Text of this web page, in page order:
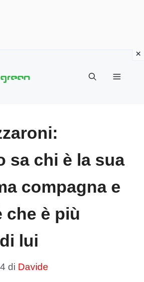
MENU
sa chi è la sua
compagna e
che è più
lui
di Davide